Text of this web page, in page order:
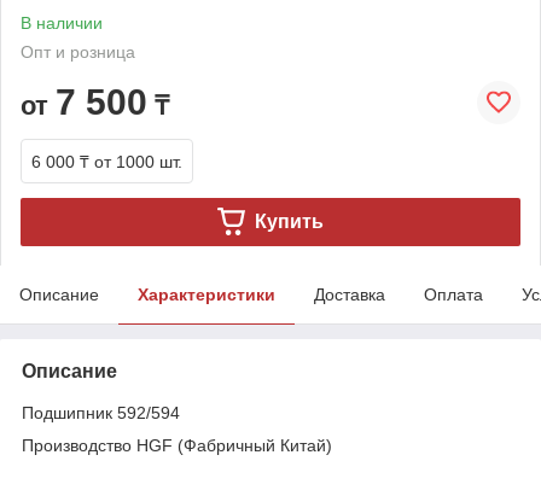
В наличии
Опт и розница
от 7 500 ₸
6 000 ₸ от 1000 шт.
Купить
Описание Характеристики Доставка Оплата
Описание
Подшипник 592/594
Производство HGF (Фабричный Китай)